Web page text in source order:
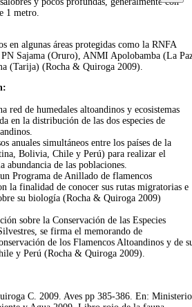
1 metro.
en algunas áreas protegidas como la RNFA
Sajama (Oruro), ANMI Apolobamba (La
(Tarija) (Rocha & Quiroga 2009).
red de humedales altoandinos y ecosistemas
en la distribución de las dos especies de
anuales simultáneos entre los países de la
Bolivia, Chile y Perú) para realizar el
abundancia de las poblaciones.
Programa de Anillado de flamencos
la finalidad de conocer sus rutas migratorias e
su biología (Rocha & Quiroga 2009)
sobre la Conservación de las Especies
se firma el memorando de
de los Flamencos Altoandinos y de
y Perú (Rocha & Quiroga 2009).
C. 2009. Aves pp 385-386. En: Ministerio